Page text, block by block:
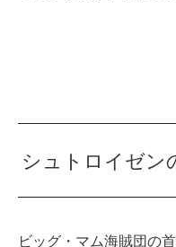
シュトロイゼン
ビッグ・マム海賊団の